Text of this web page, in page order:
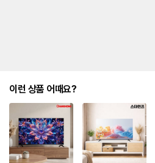
이런 상품 어때요?